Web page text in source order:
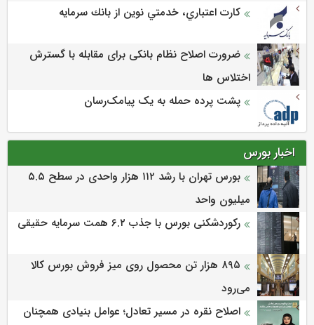
كارت اعتباري، خدمتي نوين از بانك سرمايه
ضرورت اصلاح نظام بانکی برای مقابله با گسترش
اختلاس ها
پشت پرده حمله به یک پیامک‌رسان
اخبار بورس
بورس تهران با رشد ۱۱۲ هزار واحدی در سطح ۵.۵
میلیون واحد
رکوردشکنی بورس با جذب ۶.۲ همت سرمایه حقیقی
۸۹۵ هزار تن محصول روی میز فروش بورس کالا
می‌‌رود
اصلاح نقره در مسیر تعادل؛ عوامل بنیادی همچنان